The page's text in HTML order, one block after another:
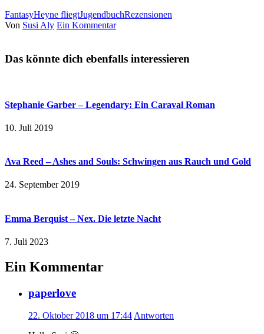
FantasyHeyne fliegtJugendbuchRezensionen
Von Susi Aly Ein Kommentar
Das könnte dich ebenfalls interessieren
Stephanie Garber – Legendary: Ein Caraval Roman
10. Juli 2019
Ava Reed – Ashes and Souls: Schwingen aus Rauch und Gold
24. September 2019
Emma Berquist – Nex. Die letzte Nacht
7. Juli 2023
Ein Kommentar
paperlove
22. Oktober 2018 um 17:44 Antworten